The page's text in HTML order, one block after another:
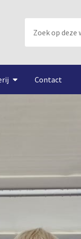
Contact